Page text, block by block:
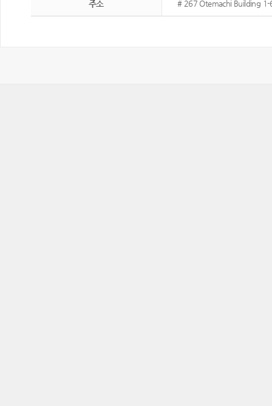
주소 # 267 Otemachi Building 1-